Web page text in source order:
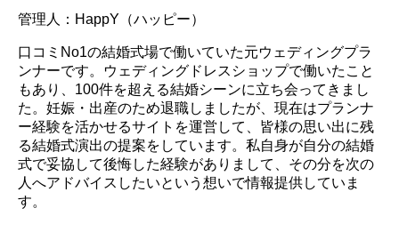
管理人：HappY（ハッピー）
口コミNo1の結婚式場で働いていた元ウェディングプラ
ンナーです。ウェディングドレスショップで働いたこと
もあり、100件を超える結婚シーンに立ち会ってきまし
た。妊娠・出産のため退職しましたが、現在はプランナ
ー経験を活かせるサイトを運営して、皆様の思い出に残
る結婚式演出の提案をしています。私自身が自分の結婚
式で妥協して後悔した経験がありまして、その分を次の
人へアドバイスしたいという想いで情報提供していま
す。